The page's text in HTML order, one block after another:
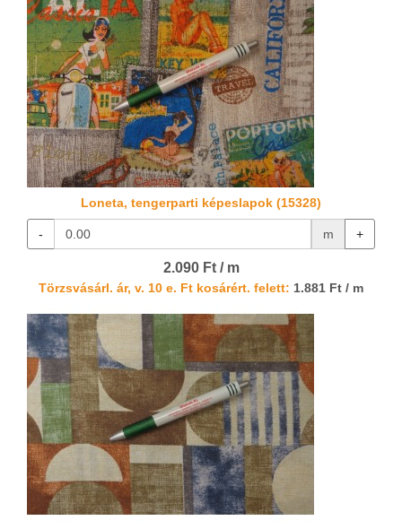
Loneta, tengerparti képeslapok (15328)
- m +
2.090 Ft / m
Törzsvásárl. ár, v. 10 e. Ft kosárért. felett: 1.881 Ft / m